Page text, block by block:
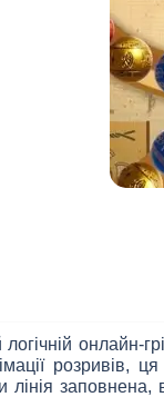
логічній онлайн-
розривів,
заповнена,